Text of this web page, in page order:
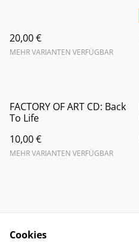
20,00 €
MEHR VARIANTEN VERFÜGBAR
FACTORY OF ART CD: Back
To Life
10,00 €
MEHR VARIANTEN VERFÜGBAR
Cookies